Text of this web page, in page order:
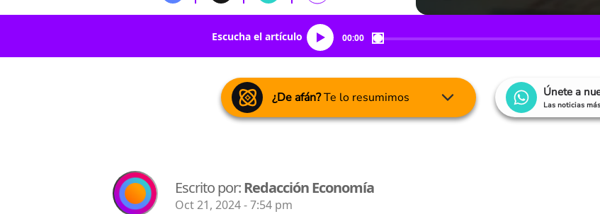
Escucha el artículo 00:00
¿De afán?Te lo resumimos Únete a
Las noticias
Escrito por:Redacción Economía
Oct 21, 2024 - 7:54 pm